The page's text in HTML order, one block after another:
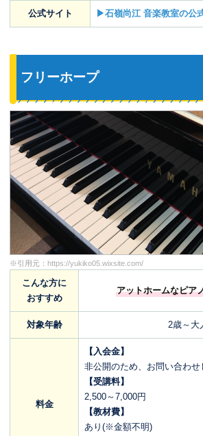
公式サイト ▶石嶺尚江 音楽教室の公
フリーホープ
※引用元： https://yukiko05.wixsite.com/
こんな方に
おすすめ
アットホームなピア
対象年齢 2歳～大
料金
【入会金】
非公開のため、お問い合わ
【受講料】
2,500～7,000円
【教材費】
あり(※金額不明)